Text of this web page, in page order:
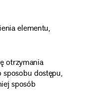
elementu,
otrzymania
dostępu,
sposób